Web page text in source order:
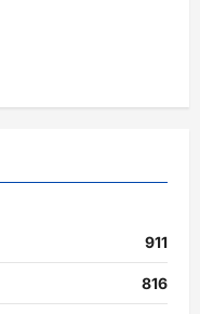
911
816